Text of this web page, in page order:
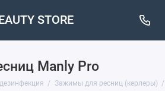
STORE
Manly Pro
Зажимы для ресниц (керлеры)